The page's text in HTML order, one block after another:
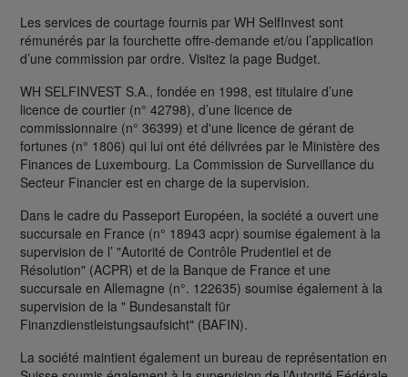
Les services de courtage fournis par WH SelfInvest sont
rémunérés par la fourchette offre-demande et/ou l’application
d’une commission par ordre. Visitez la page Budget.
WH SELFINVEST S.A., fondée en 1998, est titulaire d’une
licence de courtier (n° 42798), d’une licence de
commissionnaire (n° 36399) et d'une licence de gérant de
fortunes (n° 1806) qui lui ont été délivrées par le Ministère des
Finances de Luxembourg. La Commission de Surveillance du
Secteur Financier est en charge de la supervision.
Dans le cadre du Passeport Européen, la société a ouvert une
succursale en France (n° 18943 acpr) soumise également à la
supervision de l’ "Autorité de Contrôle Prudentiel et de
Résolution" (ACPR) et de la Banque de France et une
succursale en Allemagne (n°. 122635) soumise également à la
supervision de la " Bundesanstalt für
Finanzdienstleistungsaufsicht" (BAFIN).
La société maintient également un bureau de représentation en